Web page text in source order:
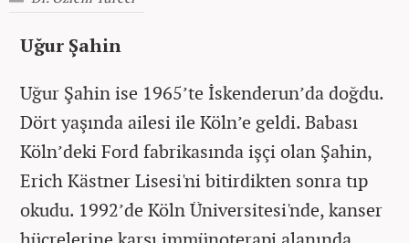
Uğur Şahin
Uğur Şahin ise 1965’te İskenderun’da doğdu.
Dört yaşında ailesi ile Köln’e geldi. Babası
Köln’deki Ford fabrikasında işçi olan Şahin,
Erich Kästner Lisesi'ni bitirdikten sonra tıp
okudu. 1992’de Köln Üniversitesi'nde, kanser